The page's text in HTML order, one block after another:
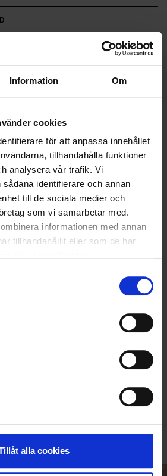
Information Om
cookies
för att anpassa innehållet
tillhandahålla funktioner
analysera vår trafik. Vi
identifierare och annan
till de sociala medier och
som vi samarbetar med.
informationen med annan
tillhandahållit eller som de har
alla cookies